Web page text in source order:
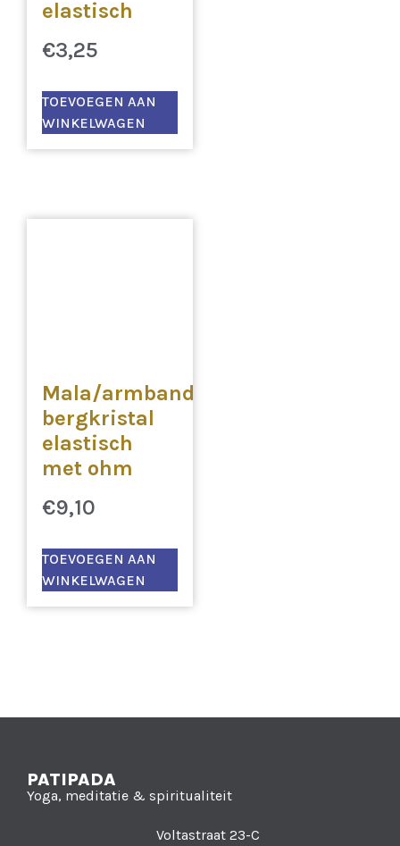
elastisch
€3,25
TOEVOEGEN AAN
WINKELWAGEN
Mala/armband
bergkristal
elastisch
met ohm
€9,10
TOEVOEGEN AAN
WINKELWAGEN
PATIPADA
Yoga, meditatie & spiritualiteit
Voltastraat 23-C